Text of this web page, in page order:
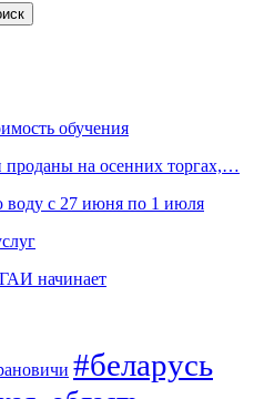
обучения
проданы на осенних торгах,…
воду с 27 июня по 1 июля
начинает
#беларусь